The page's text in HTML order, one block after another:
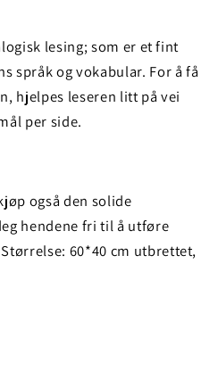
lesing; som er et fint
språk og vokabular. For å få
hjelpes leseren litt på vei
per side.
også den solide
hendene fri til å utføre
Størrelse: 60*40 cm utbrettet,